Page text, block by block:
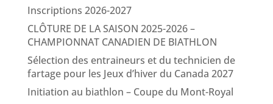
Inscriptions 2026-2027
CLÔTURE DE LA SAISON 2025-2026 –
CHAMPIONNAT CANADIEN DE BIATHLON
Sélection des entraineurs et du technicien de
fartage pour les Jeux d’hiver du Canada 2027
Initiation au biathlon – Coupe du Mont-Royal